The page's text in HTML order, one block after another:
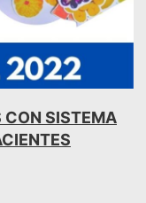
CON SISTEMA